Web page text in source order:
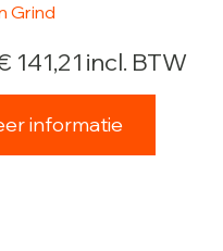
Grind
141,21 incl. BTW
informatie